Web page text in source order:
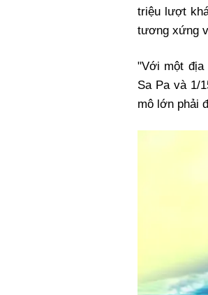
triệu lượt
tương xứng
"Với một địa
Sa Pa và 1/
mô lớn phải